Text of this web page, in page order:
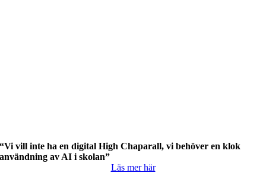
“Vi vill inte ha en digital High Chaparall, vi behöver en klok
användning av AI i skolan”
Läs mer här